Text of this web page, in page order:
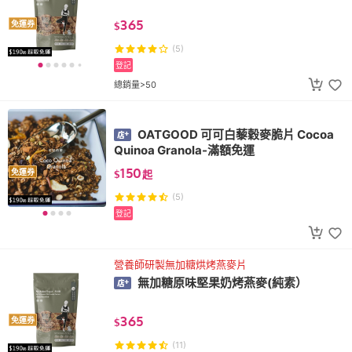
免運券 $365
(5)
總銷量>50
登記
免運券
OATGOOD 可可白藜穀麥脆片 Cocoa
Quinoa Granola-滿額免運
$150起
(5)
登記
免運券
營養師研製無加糖烘烤燕麥片
無加糖原味堅果奶烤燕麥(純素）
$365
(11)